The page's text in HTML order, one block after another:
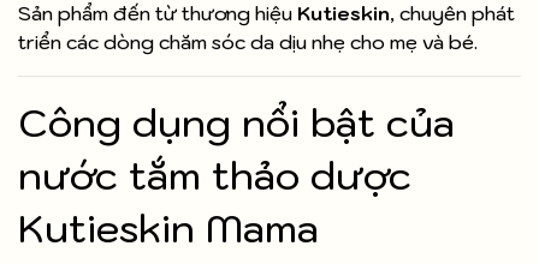
Sản phẩm đến từ thương hiệu Kutieskin, chuyên phát
triển các dòng chăm sóc da dịu nhẹ cho mẹ và bé.
Công dụng nổi bật của
nước tắm thảo dược
Kutieskin Mama